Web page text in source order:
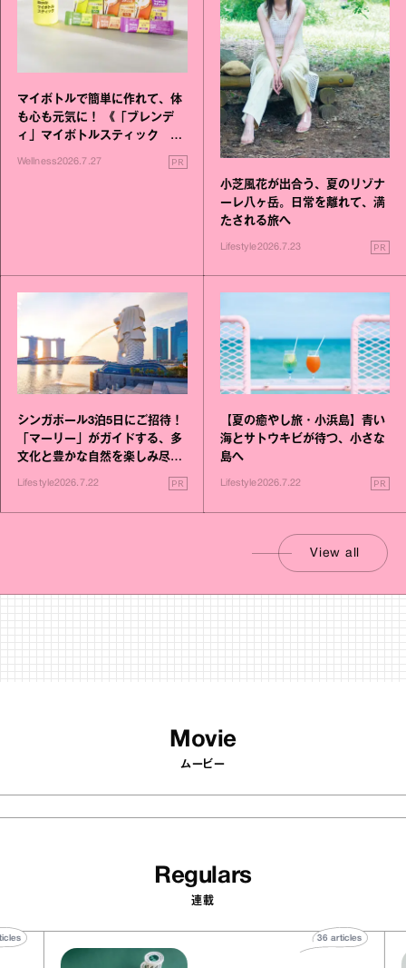
マイボトルで簡単に作れて、体
も心も元気に！ 《「ブレンデ
ィ」マイボトルスティック い
いこと毎日》シリーズが誕生
Wellness2026.7.27 PR
小芝風花が出合う、夏のリゾナ
ーレ八ヶ岳。日常を離れて、満
たされる旅へ
Lifestyle2026.7.23 PR
シンガポール3泊5日にご招待！
「マーリー」がガイドする、多
文化と豊かな自然を楽しみ尽く
Lifestyle2026.7.22 PR
【夏の癒やし旅・小浜島】青い
海とサトウキビが待つ、小さな
島へ
Lifestyle2026.7.22 PR
View all
Movie
ムービー
Regulars
連載
40articles 36articles